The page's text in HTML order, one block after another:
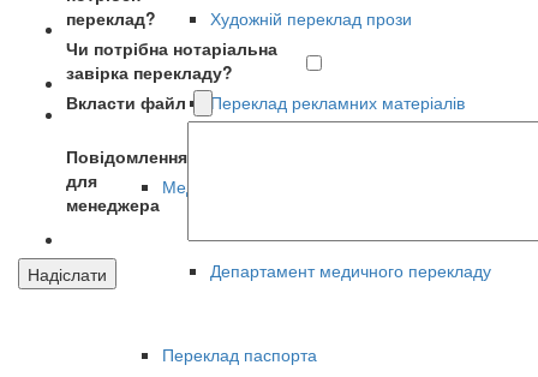
Художній переклад прози
Переклад рекламних матеріалів
Медичний переклад
Департамент медичного перекладу
Переклад паспорта
переклад?
Чи потрібна нотаріальна
завірка перекладу?
Вкласти файл
Повідомлення
для
менеджера